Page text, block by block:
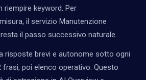
riempire keyword. Per
il servizio Manutenzione
resta il passo successivo naturale.
risposte brevi e autonome sotto ogni
frasi, poi elenco operativo. Questo